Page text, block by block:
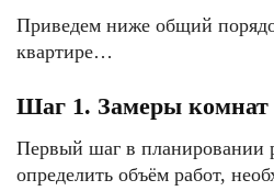
Приведем ниже общий
квартире…
Шаг 1. Замеры комнат
Первый шаг в планировании
определить объём работ,